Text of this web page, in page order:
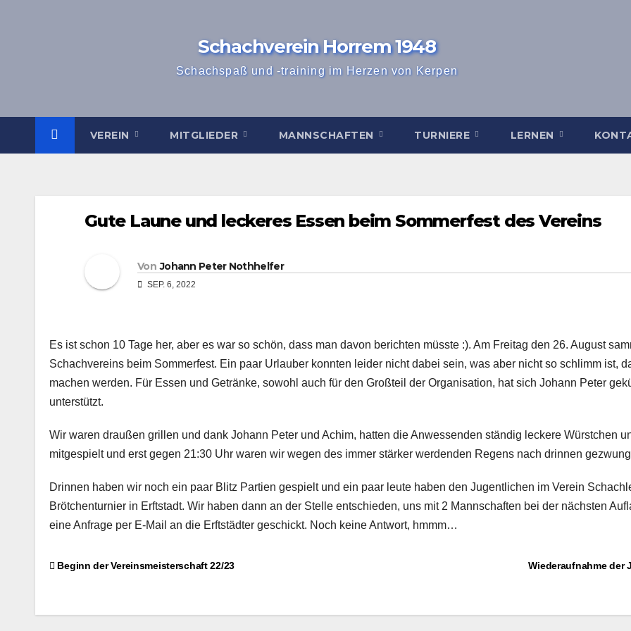
Schachverein Horrem 1948
Schachspaß und -training im Herzen von Kerpen
VEREIN MITGLIEDER MANNSCHAFTEN TURNIERE LERNEN
Gute Laune und leckeres Essen beim Sommerfest des Vereins
Von Johann Peter Nothhelfer
SEP. 6, 2022
Es ist schon 10 Tage her, aber es war so schön, dass man davon berichten müsste :). Am Freitag den 26. August
Schachvereins beim Sommerfest. Ein paar Urlauber konnten leider nicht dabei sein, was aber nicht so schlimm ist,
machen werden. Für Essen und Getränke, sowohl auch für den Großteil der Organisation, hat sich Johann Peter
unterstützt.
Wir waren draußen grillen und dank Johann Peter und Achim, hatten die Anwessenden ständig leckere Würstchen
mitgespielt und erst gegen 21:30 Uhr waren wir wegen des immer stärker werdenden Regens nach drinnen
Drinnen haben wir noch ein paar Blitz Partien gespielt und ein paar leute haben den Jugentlichen im Verein
Brötchenturnier in Erftstadt. Wir haben dann an der Stelle entschieden, uns mit 2 Mannschaften bei der nächsten
eine Anfrage per E-Mail an die Erftstädter geschickt. Noch keine Antwort, hmmm…
Beitragsnavigation Wiederaufnahme der
Beginn der Vereinsmeisterschaft 22/23